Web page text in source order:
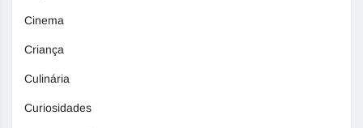
Cinema
Criança
Culinária
Curiosidades